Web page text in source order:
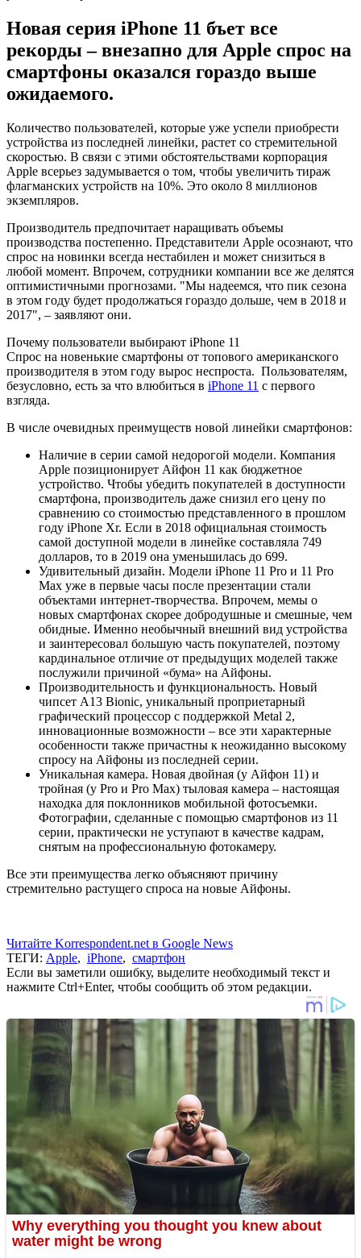
Новая серия iPhone 11 бъет все
рекорды – внезапно для Apple спрос на
смартфоны оказался гораздо выше
ожидаемого.
Количество пользователей, которые уже успели приобрести
устройства из последней линейки, растет со стремительной
скоростью. В связи с этими обстоятельствами корпорация
Apple всерьез задумывается о том, чтобы увеличить тираж‎
флагманских устройств на 10%. Это около 8 миллионов
экземпляров.
Производитель предпочитает наращивать объемы
производства постепенно. Представители Apple осознают, что
спрос на новинки всегда нестабилен и может снизиться в
любой момент. Впрочем, сотрудники компании все же делятся
оптимистичными прогнозами. "Мы надеемся, что пик сезона
в этом году будет продолжаться гораздо дольше, чем в 2018 и
2017", – заявляют они.
Почему пользователи выбирают iPhone 11
Спрос на новенькие смартфоны от топового американского
производителя в этом году вырос неспроста. Пользователям,
безусловно, есть за что влюбиться в iPhone 11 с первого
взгляда.
В числе очевидных преимуществ новой линейки смартфонов:
Наличие в серии самой недорогой модели. Компания
Apple позиционирует Айфон 11 как бюджетное
устройство. Чтобы убедить покупателей в доступности
смартфона, производитель даже снизил его цену по
сравнению со стоимостью представленного в прошлом
году iPhone Xr. Если в 2018 официальная стоимость
самой доступной модели в линейке составляла 749
долларов, то в 2019 она уменьшилась до 699.
Удивительный дизайн. Модели iPhone 11 Pro и 11 Pro
Max уже в первые часы после презентации стали
объектами интернет-творчества. Впрочем, мемы о
новых смартфонах скорее добродушные и смешные, чем
обидные. Именно необычный внешний вид устройства
и заинтересовал большую часть покупателей, поэтому
кардинальное отличие от предыдущих моделей также
послужили причиной «бума» на Айфоны.
Производительность и функциональность. Новый
чипсет A13 Bionic, уникальный проприетарный
графический процессор с поддержкой Metal 2,
инновационные возможности – все эти характерные
особенности также причастны к неожиданно высокому
спросу на Айфоны из последней серии.
Уникальная камера. Новая двойная (у Айфон 11) и
тройная (у Pro и Pro Max) тыловая камера – настоящая
находка для поклонников мобильной фотосъемки.
Фотографии, сделанные с помощью смартфонов из 11
серии, практически не уступают в качестве кадрам,
снятым на профессиональную фотокамеру.
Все эти преимущества легко объясняют причину
стремительно растущего спроса на новые Айфоны.
Читайте Korrespondent.net в Google News
ТЕГИ: Apple, iPhone, смартфон
Если вы заметили ошибку, выделите необходимый текст и
нажмите Ctrl+Enter, чтобы сообщить об этом редакции.